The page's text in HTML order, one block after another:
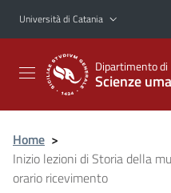
Vai al contenuto principale
Vai al menu di navigazione
Università di Catania
Dipartimento di
Scienze
Home >
Inizio lezioni di Storia della
orario ricevimento